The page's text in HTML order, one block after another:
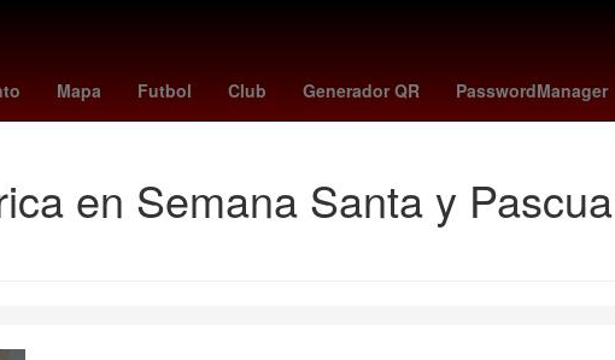
Mapa Futbol Club Generador QR PasswordManager
caracol en vivo biometría new york city fc Propiedad privada
en Semana Santa y